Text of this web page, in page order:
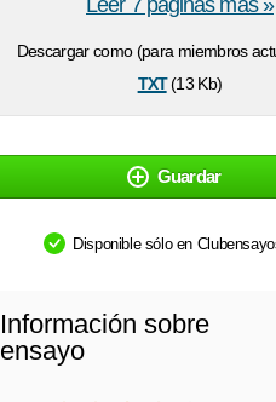
Descargar como (para miembros
txt(13 Kb)
Leer 7 páginas más »
Guardar
Disponible sólo en
Información sobre
ensayo